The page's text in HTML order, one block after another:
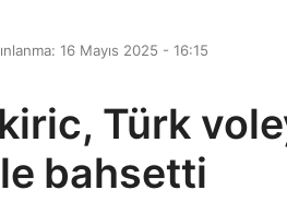
16 Mayıs 2025 - 16:15
Türk
bahsetti